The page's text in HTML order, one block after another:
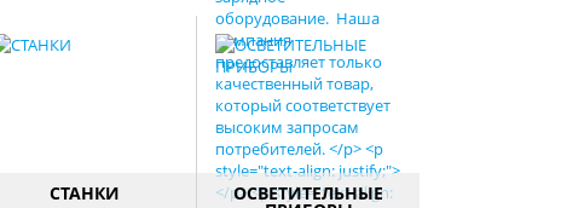
рабочую зону.
зарядки аккумуляторов.
СТАНКИ ОСВЕТИТЕЛЬНЫЕ